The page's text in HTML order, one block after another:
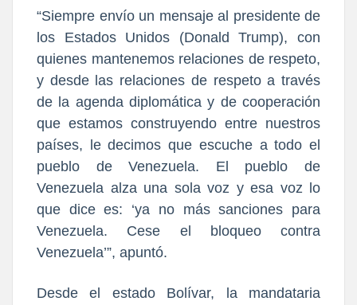
“Siempre envío un mensaje al presidente de
los Estados Unidos (Donald Trump), con
quienes mantenemos relaciones de respeto,
y desde las relaciones de respeto a través
de la agenda diplomática y de cooperación
que estamos construyendo entre nuestros
países, le decimos que escuche a todo el
pueblo de Venezuela. El pueblo de
Venezuela alza una sola voz y esa voz lo
que dice es: ‘ya no más sanciones para
Venezuela. Cese el bloqueo contra
Venezuela’”, apuntó.
Desde el estado Bolívar, la mandataria